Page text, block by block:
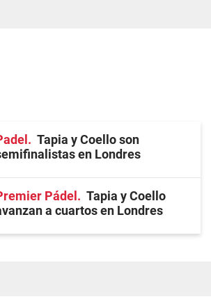
Tapia y Coello son
en Londres
Pádel
Tapia y Coello
a cuartos en Londres